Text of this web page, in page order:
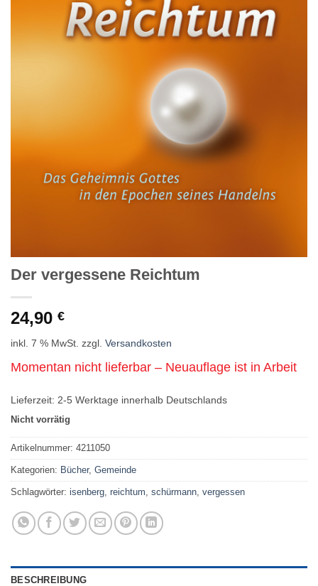
Der vergessene Reichtum
24,90 €
inkl. 7 % MwSt. zzgl. Versandkosten
Momentan nicht lieferbar – Neuauflage ist in Arbeit
Lieferzeit: 2-5 Werktage innerhalb Deutschlands
Nicht vorrätig
Artikelnummer: 4211050
Kategorien: Bücher, Gemeinde
Schlagwörter: isenberg reichtum schürmann vergessen
BESCHREIBUNG